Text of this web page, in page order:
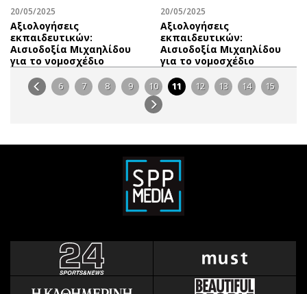
20/05/2025
Αξιολογήσεις
εκπαιδευτικών:
Αισιοδοξία Μιχαηλίδου
για το νομοσχέδιο
20/05/2025
Αξιολογήσεις
εκπαιδευτικών:
Αισιοδοξία Μιχαηλίδου
για το νομοσχέδιο
6 7 8 9 10 11 12 13 14 15